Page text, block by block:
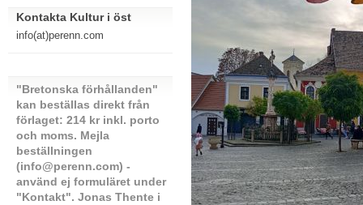
Kontakta Kultur i öst
info(at)perenn.com
"Bretonska förhållanden"
kan beställas direkt från
förlaget: 214 kr inkl. porto
och moms. Mejla
beställningen
(info@perenn.com) -
använd ej formuläret under
"Kontakt". Jonas Thente i